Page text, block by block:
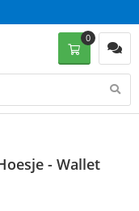
0
- Wallet